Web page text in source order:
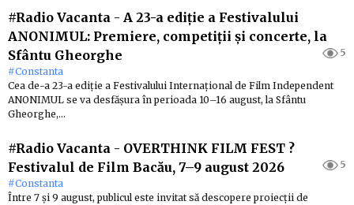
#Radio Vacanta - A 23-a ediție a Festivalului
ANONIMUL: Premiere, competiții și concerte, la
Sfântu Gheorghe
5
#Constanta
Cea de-a 23-a ediție a Festivalului Internațional de Film Independent
ANONIMUL se va desfășura în perioada 10–16 august, la Sfântu
Gheorghe,…
#Radio Vacanta - OVERTHINK FILM FEST ?
Festivalul de Film Bacău, 7–9 august 2026
5
#Constanta
Între 7 și 9 august, publicul este invitat să descopere proiecții de